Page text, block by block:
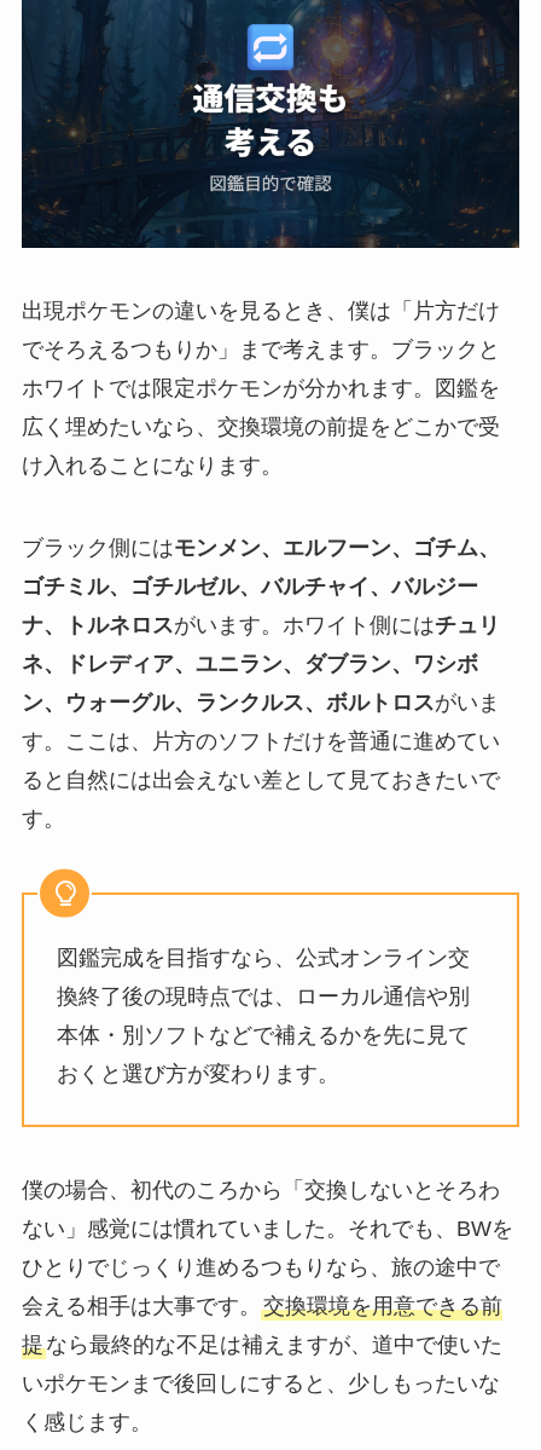
出現ポケモンの違いを見るとき、僕は「片方だけ
でそろえるつもりか」まで考えます。ブラックと
ホワイトでは限定ポケモンが分かれます。図鑑を
広く埋めたいなら、交換環境の前提をどこかで受
け入れることになります。
ブラック側にはモンメン、エルフーン、ゴチム、
ゴチミル、ゴチルゼル、バルチャイ、バルジー
ナ、トルネロスがいます。ホワイト側にはチュリ
ネ、ドレディア、ユニラン、ダブラン、ワシボ
ン、ウォーグル、ランクルス、ボルトロスがいま
す。ここは、片方のソフトだけを普通に進めてい
ると自然には出会えない差として見ておきたいで
す。
図鑑完成を目指すなら、公式オンライン交
換終了後の現時点では、ローカル通信や別
本体・別ソフトなどで補えるかを先に見て
おくと選び方が変わります。
僕の場合、初代のころから「交換しないとそろわ
ない」感覚には慣れていました。それでも、BWを
ひとりでじっくり進めるつもりなら、旅の途中で
会える相手は大事です。 交換環境を用意できる前
提なら最終的な不足は補えますが、道中で使いた
いポケモンまで後回しにすると、少しもったいな
く感じます。